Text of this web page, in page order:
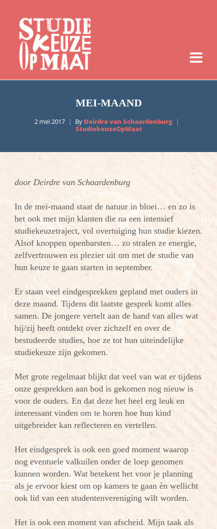
MEI-MAAND
2 mei 2017 By Deirdre van Schaardenburg
StudiekeuzeOpMaat
door Deirdre van Schaardenburg
In de mei-maand staat de natuur in bloei… en zo is
het ook met mijn klanten die na een intensief
studiekeuzetraject, vol overtuiging hun studie kiezen.
Alsof knoppen openbarsten… zo stralen ze energie,
zelfvertrouwen en plezier uit om met de studie van
hun keuze te gaan starten in september.
Er staan veel eindgesprekken gepland met ouders in
deze maand. Tijdens dit laatste gesprek komt alles
samen. De jongere vertelt aan de hand van alles wat
hij/zij heeft ontdekt over zichzelf en over de
bestudeerde studies, hoe ze tot hun uiteindelijke
studiekeuze zijn gekomen.
Met grote regelmaat blijkt dat veel van wat er tijdens
onze gesprekken aan bod is gekomen nog nieuw is
voor de ouders. En dat deze het heel erg leuk en
interessant vinden om te horen hoe hun kind
uitgebreider kan reflecteren en vertellen.
Het eindgesprek is ook een goed moment waarop
nog eventuele valkuilen onder de loep genomen
kunnen worden. Wat betekent het voor je planning
als je ervoor kiest om op kamers te gaan èn wellicht
ook lid van een studentenvereniging wilt worden.
Het is ook een moment van afscheid. Mijn taak als